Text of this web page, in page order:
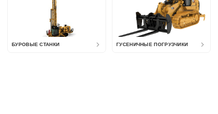
БУРОВЫЕ СТАНКИ ГУСЕНИЧНЫЕ ПОГРУЗЧИКИ